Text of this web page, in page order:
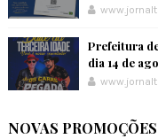
Prefeitura
dia 14 de
NOVAS